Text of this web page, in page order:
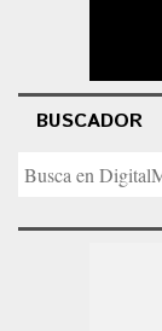
BUSCADOR